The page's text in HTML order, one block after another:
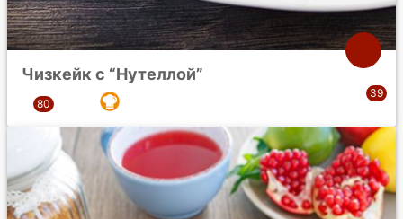
Чизкейк с “Нутеллой”